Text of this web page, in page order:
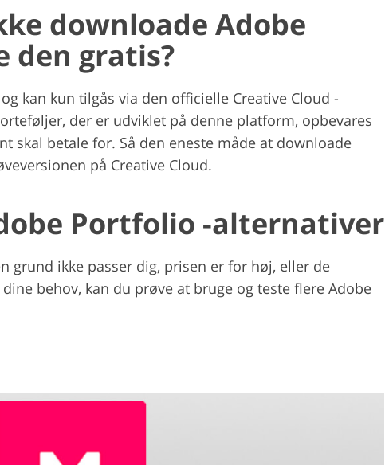
downloade Adobe
den gratis?
kan kun tilgås via den officielle Creative Cloud -
der er udviklet på denne platform, opbevares
skal betale for. Så den eneste måde at downloade
på Creative Cloud.
Portfolio -alternativer
grund ikke passer dig, prisen er for høj, eller de
behov, kan du prøve at bruge og teste flere Adobe